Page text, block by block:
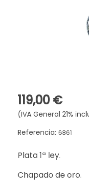
119,00 €
(IVA General 21%
Referencia: 6861
Plata 1ª ley.
Chapado de oro.